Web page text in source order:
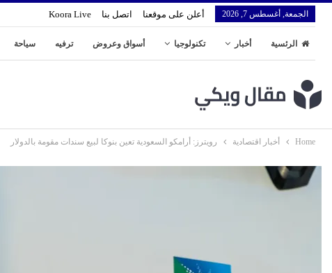
الجمعة, أغسطس 7, 2026 أعلن على موقعنا اتصل بنا Koora Live
الرئسية أخبار تكنولوجيا أسواق وعروض ترفيه سياحة
Home أخبار اقتصادية رويترز: أرامكو السعودية تعين بنوكا لبيع سندات مقومة بالدولار